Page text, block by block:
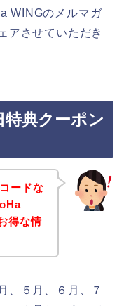
WINGのメルマガ
アさせていただき
典クーポン
ードな
得な情
、５月、６月、７